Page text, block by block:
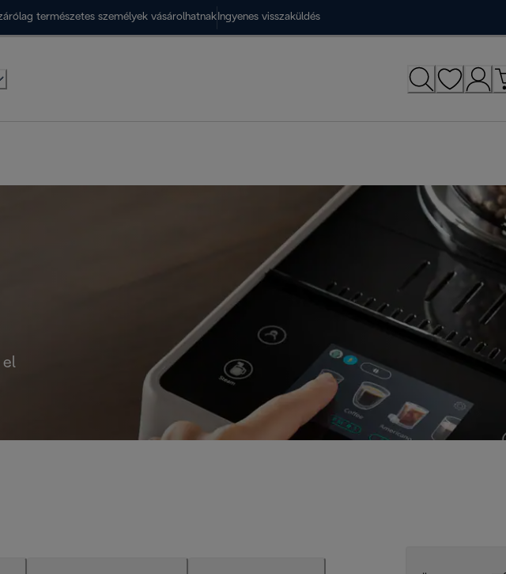
természetes személyek vásárolhatnak Ingyenes visszaküldés
el